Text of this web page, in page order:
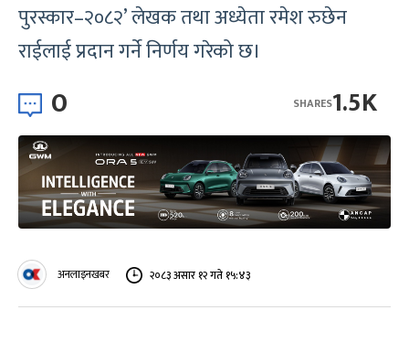
पुरस्कार–२०८२’ लेखक तथा अध्येता रमेश रुछेन
राईलाई प्रदान गर्ने निर्णय गरेको छ।
0 1.5K
SHARES
अनलाइनखबर २०८३ असार १२ गते १५:४३